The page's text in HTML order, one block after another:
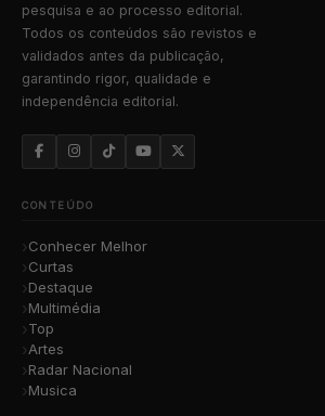
pesquisa e ao processo editorial.
Todos os conteúdos são revistos e
validados antes da publicação,
garantindo rigor, qualidade e
independência editorial.
CONTEÚDO
Conhecer Melhor
Curtas
Destaque
Multimédia
Top
Artes
Radar Nacional
Musica